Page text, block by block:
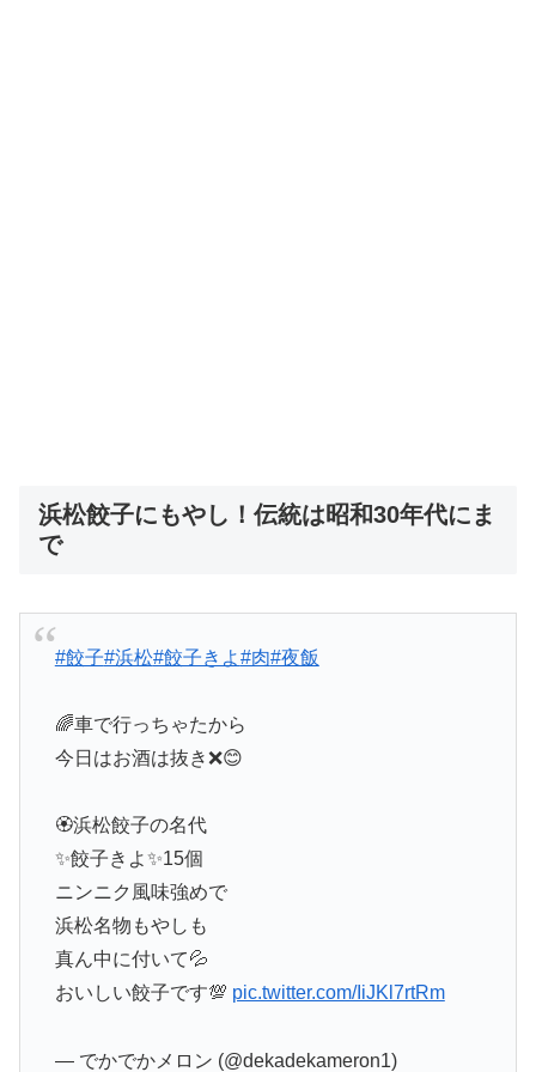
浜松餃子にもやし！伝統は昭和30年代にま
で
#餃子#浜松#餃子きよ#肉#夜飯
🌈車で行っちゃたから
今日はお酒は抜き❌😊
🏵️浜松餃子の名代
✨餃子きよ✨15個
ニンニク風味強めで
浜松名物もやしも
真ん中に付いて💦
おいしい餃子です💯 pic.twitter.com/IiJKl7rtRm
— でかでかメロン (@dekadekameron1)